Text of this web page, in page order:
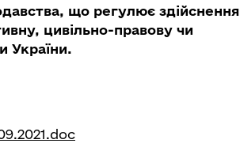
що регулює здійснення
цивільно-правову чи
України.